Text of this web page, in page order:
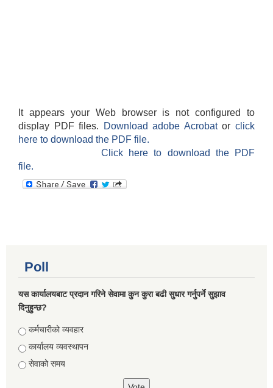
It appears your Web browser is not configured to
display PDF files.
Download adobe Acrobatorclick
here to download the PDF file.
Click here to download the PDF
file.
Poll
यस कार्यालयबाट प्रदान गरिने सेवामा कुन कुरा बढी सुधार गर्नुपर्ने सुझाव
दिनुहुन्छ?
Choices
कर्मचारीको व्यवहार
कार्यालय व्यवस्थापन
सेवाको समय